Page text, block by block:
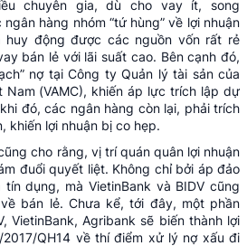
chuyên gia, dù cho vay ít, song
hàng nhóm “tứ hùng” về lợi nhuận
huy động được các nguồn vốn rất rẻ
bán lẻ với lãi suất cao. Bên cạnh đó,
nợ tại Công ty Quản lý tài sản của
(VAMC), khiến áp lực trích lập dự
đó, các ngân hàng còn lại, phải trích
khiến lợi nhuận bị co hẹp.
cho rằng, vị trí quán quân lợi nhuận
đuổi quyết liệt. Không chỉ bởi áp đảo
dụng, mà VietinBank và BIDV cũng
bán lẻ. Chưa kể, tới đây, một phần
VietinBank, Agribank sẽ biến thành lợi
QH14 về thí điểm xử lý nợ xấu đi